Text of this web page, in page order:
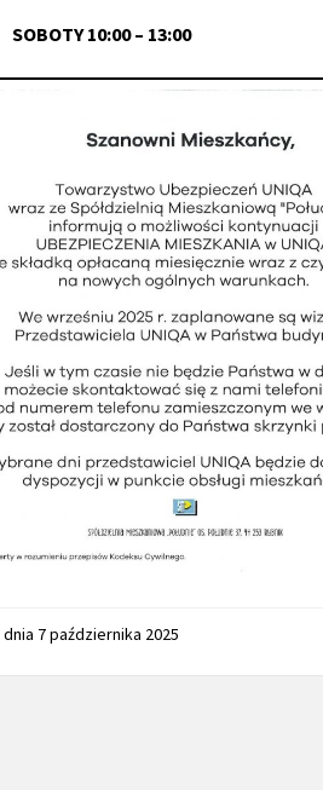
SOBOTY 10:00 – 13:00
dnia 7 października 2025